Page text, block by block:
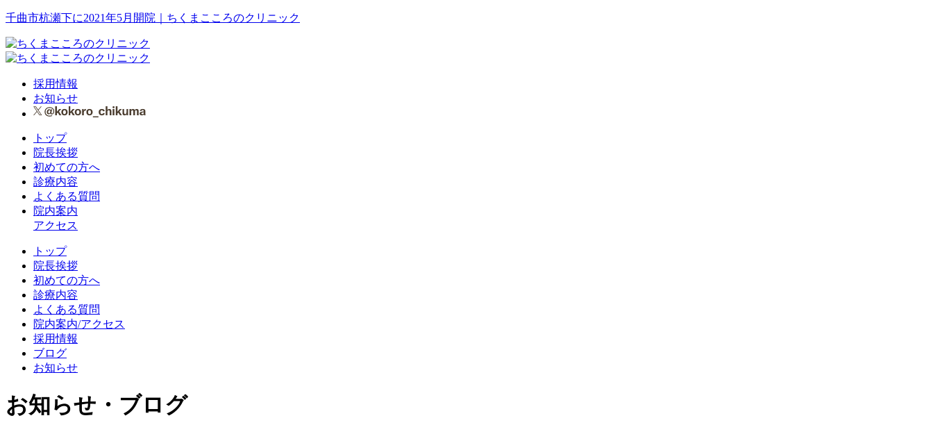
千曲市杭瀬下に2021年5月開院｜ちくまこころのクリニック
採用情報
お知らせ
トップ
院長挨拶
初めての方へ
診療内容
よくある質問
院内案内
アクセス
トップ
院長挨拶
初めての方へ
診療内容
よくある質問
院内案内/アクセス
採用情報
ブログ
お知らせ
お知らせ・ブログ